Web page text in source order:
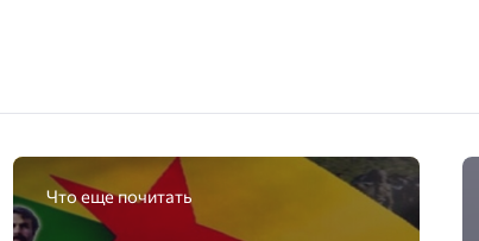
Что еще почитать